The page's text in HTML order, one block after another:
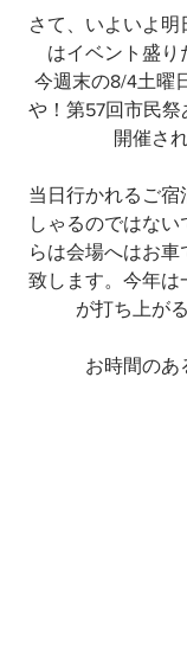
さて、いよいよ
はイベント盛り
今週末の8/4土曜
や！第57回市民
開催さ
当日行かれるご宿
しゃるのではな
らは会場へはお
致します。今年は
が打ち上が
お時間のあ